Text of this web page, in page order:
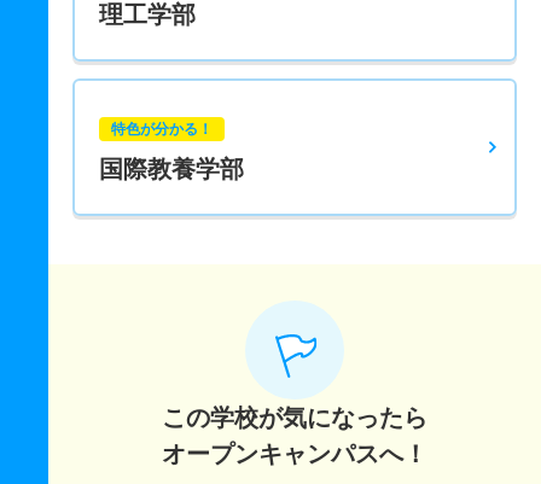
理工学部
特色が分かる！
国際教養学部
この学校が気になったら
オープンキャンパスへ！